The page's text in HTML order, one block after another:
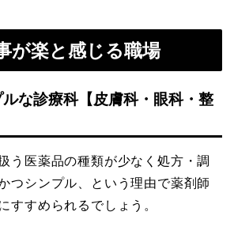
が楽と感じる職場
な診療科【皮膚科・眼科・整
う医薬品の種類が少なく処方・調
つシンプル、という理由で薬剤師
すすめられるでしょう。